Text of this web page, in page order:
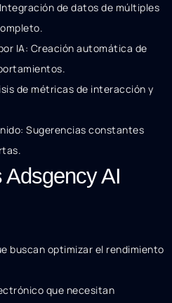
de datos de múltiples
IA: Creación automática de
de métricas de interacción y
Sugerencias constantes
AI
buscan optimizar el rendimiento
que necesitan